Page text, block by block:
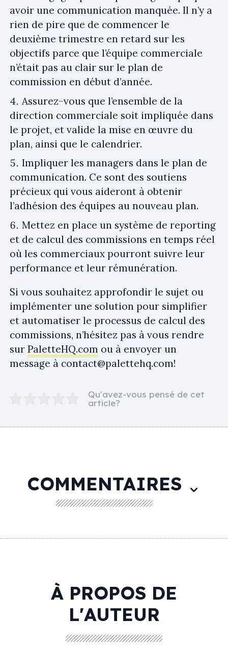
avoir une communication manquée. Il n’y a
rien de pire que de commencer le
deuxième trimestre en retard sur les
objectifs parce que l’équipe commerciale
n’était pas au clair sur le plan de
commission en début d’année.
Assurez-vous que l’ensemble de la
direction commerciale soit impliquée dans
le projet, et valide la mise en œuvre du
plan, ainsi que le calendrier.
Impliquer les managers dans le plan de
communication. Ce sont des soutiens
précieux qui vous aideront à obtenir
l’adhésion des équipes au nouveau plan.
Mettez en place un système de reporting
et de calcul des commissions en temps réel
où les commerciaux pourront suivre leur
performance et leur rémunération.
Si vous souhaitez approfondir le sujet ou
implémenter une solution pour simplifier
et automatiser le processus de calcul des
commissions, n’hésitez pas à vous rendre
sur PaletteHQ.com ou à envoyer un
message à contact@palettehq.com!
Qu'avez-vous pensé de cet
article?
COMMENTAIRES
À PROPOS DE
L'AUTEUR